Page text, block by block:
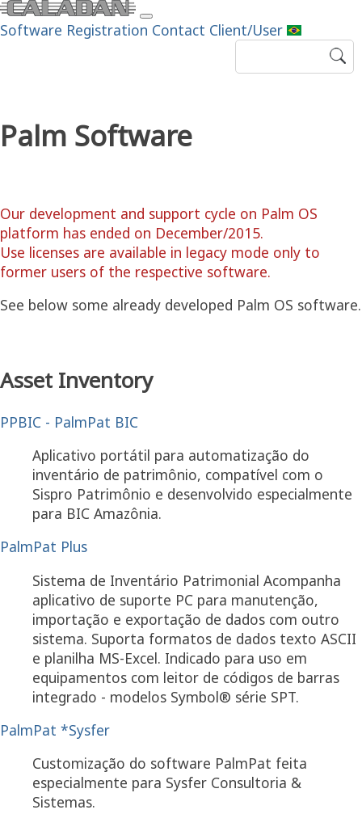
Software Registration Contact Client/User
Palm Software
Our development and support cycle on Palm OS
platform has ended on December/2015.
Use licenses are available in legacy mode only to
former users of the respective software.
See below some already developed Palm OS software.
Asset Inventory
PPBIC - PalmPat BIC
Aplicativo portátil para automatização do
inventário de patrimônio, compatível com o
Sispro Patrimônio e desenvolvido especialmente
para BIC Amazônia.
PalmPat Plus
Sistema de Inventário Patrimonial Acompanha
aplicativo de suporte PC para manutenção,
importação e exportação de dados com outro
sistema. Suporta formatos de dados texto ASCII
e planilha MS-Excel. Indicado para uso em
equipamentos com leitor de códigos de barras
integrado - modelos Symbol® série SPT.
PalmPat *Sysfer
Customização do software PalmPat feita
especialmente para Sysfer Consultoria &
Sistemas.